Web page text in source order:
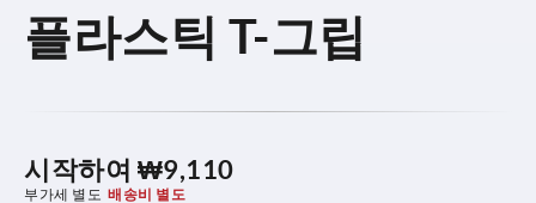
플라스틱 T-그립
시작하여 ₩9,110
부가세 별도 배송비 별도